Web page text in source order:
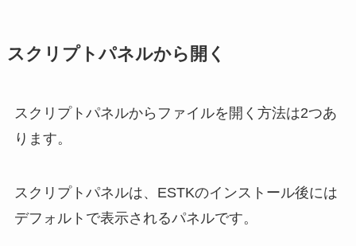
スクリプトパネルから開く
スクリプトパネルからファイルを開く方法は2つあ
ります。
スクリプトパネルは、ESTKのインストール後には
デフォルトで表示されるパネルです。